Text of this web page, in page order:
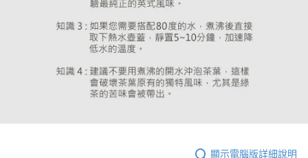
顯示電腦版詳細說明